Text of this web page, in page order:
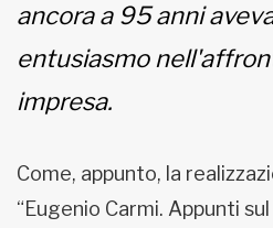
ancora a 95 anni
entusiasmo
impresa.
Come, appunto, la
“Eugenio Carmi. Appunti